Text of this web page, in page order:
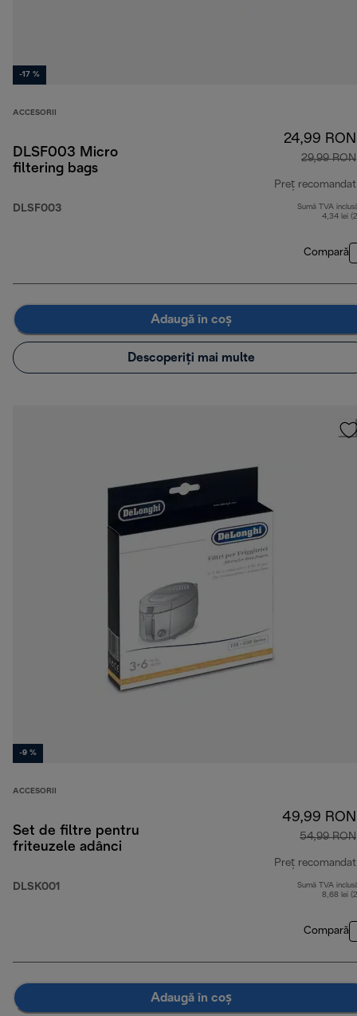
-17 %
ACCESORII
DLSF003 Micro
filtering bags
DLSF003
24,99 RON
29,99 RON
Preț recomandat
Sumă TVA
4,34 lei
Compară
Adaugă în coș
Descoperiți mai multe
-9 %
ACCESORII
Set de filtre pentru
friteuzele adânci
DLSK001
49,99 RON
54,99 RON
Preț recomandat
Sumă TVA
8,68 lei
Compară
Adaugă în coș